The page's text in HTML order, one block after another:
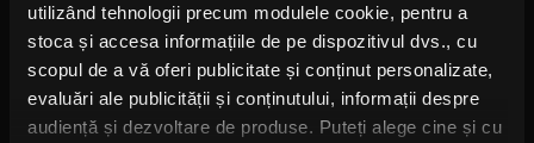
utilizând tehnologii precum modulele cookie, pentru a
stoca și accesa informațiile de pe dispozitivul dvs., cu
scopul de a vă oferi publicitate și conținut personalizate,
evaluări ale publicității și conținutului, informații despre
audiență și dezvoltare de produse. Puteți alege cine și cu
PAPA NIHIL